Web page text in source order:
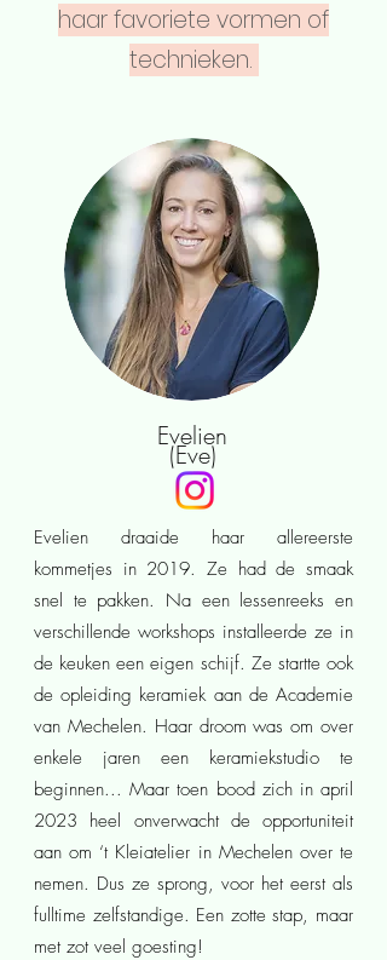
haar favoriete vormen of
technieken.
Evelien
(Eve)
Evelien draaide haar allereerste
kommetjes in 2019. Ze had de smaak
snel te pakken. Na een lessenreeks en
verschillende workshops installeerde ze in
de keuken een eigen schijf. Ze startte ook
de opleiding keramiek aan de Academie
van Mechelen. Haar droom was om over
enkele jaren een keramiekstudio te
beginnen... Maar toen bood zich in april
2023 heel onverwacht de opportuniteit
aan om ‘t Kleiatelier in Mechelen over te
nemen. Dus ze sprong, voor het eerst als
fulltime zelfstandige. Een zotte stap, maar
met zot veel goesting!